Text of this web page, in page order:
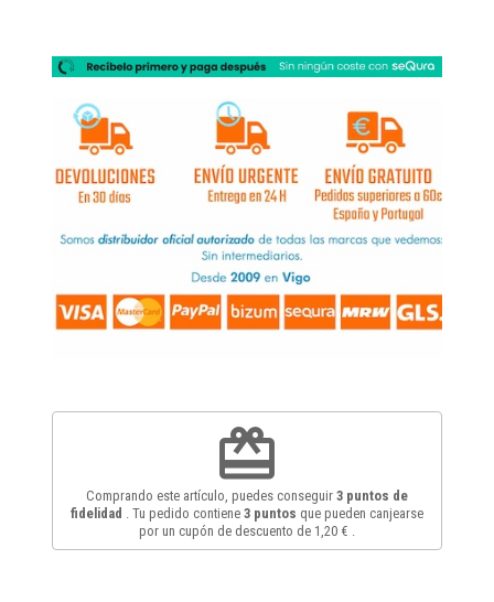
redeem
Comprando este artículo, puedes conseguir 3 puntos de
fidelidad
. Tu pedido contiene 3 puntos que pueden canjearse
por un cupón de descuento de 1,20 €